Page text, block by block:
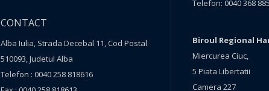
CONTACT
Alba Iulia, Strada Decebal 11, Cod Postal
510093, Judetul Alba
Telefon : 0040 258 818616
Telefon: 0040 368
Biroul Regional
Miercurea Ciuc,
5 Piata Libertatii
Camera 227